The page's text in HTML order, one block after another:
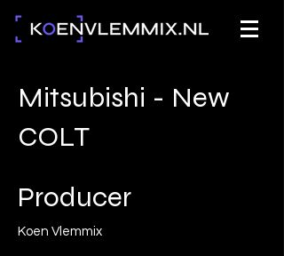
Mitsubishi - New
COLT
Producer
Koen Vlemmix